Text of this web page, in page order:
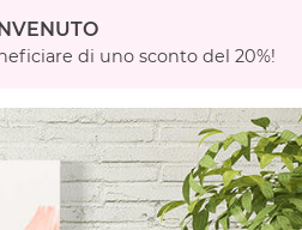
di uno sconto del 20%!